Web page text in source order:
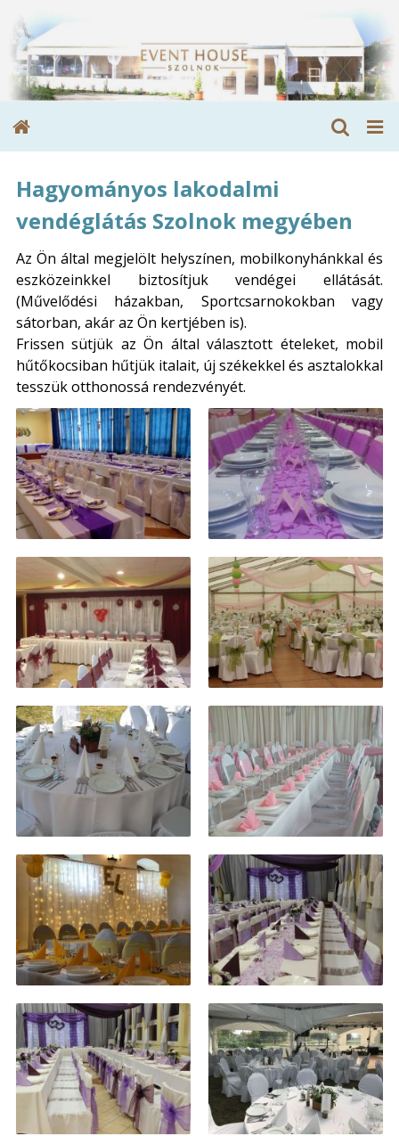
Hagyományos lakodalmi
vendéglátás Szolnok megyében
Az Ön által megjelölt helyszínen, mobilkonyhánkkal és
eszközeinkkel biztosítjuk vendégei ellátását.
(Művelődési házakban, Sportcsarnokokban vagy
sátorban, akár az Ön kertjében is).
Frissen sütjük az Ön által választott ételeket, mobil
hűtőkocsiban hűtjük italait, új székekkel és asztalokkal
tesszük otthonossá rendezvényét.